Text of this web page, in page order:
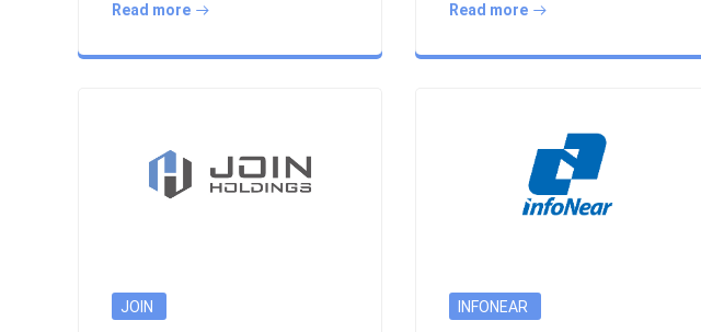
Read more Read more
JOIN INFONEAR